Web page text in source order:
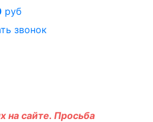
руб
звонок
на сайте. Просьба